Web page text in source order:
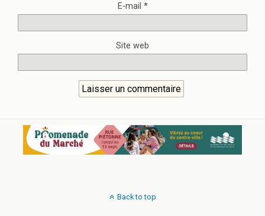
E-mail *
Site web
Back to top